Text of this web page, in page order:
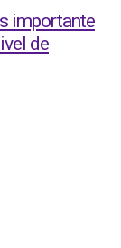
importante
de